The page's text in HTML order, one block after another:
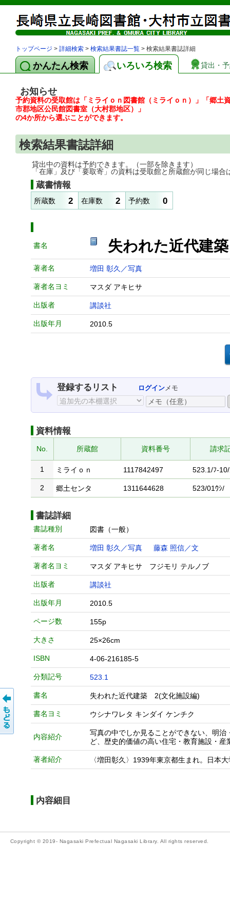
トップページ > 詳細検索 > 検索結果書誌一覧 > 検索結果書誌詳細
かんたん検索 いろいろ検索 貸出・
お知らせ
予約資料の受取館は「ミライｏｎ図書館（ミライｏｎ）」「郷
市郡地区公民館図書室（大村郡地区）」
の4か所から選ぶことができます。
検索結果書誌詳細
貸出中の資料は予約できます。（一部を除きます）
「在庫」及び「要取寄」の資料は受取館と所蔵館が同じ場合
蔵書情報
所蔵数 2 在庫数 2 予約数 0
書名 失われた近代建
著者名 増田 彰久／写真
著者名ヨミ マスダ アキヒサ
出版者 講談社
出版年月 2010.5
登録するリスト ログインメモ
資料情報
No. 所蔵館 資料番号 請求
1 ミライｏｎ 1117842497 523.1/ﾌ-
2 郷土センタ 1311644628 523/01ｳｼ/
書誌詳細
書誌種別 図書（一般）
著者名 増田 彰久／写真 藤森 照信／文
著者名ヨミ マスダ アキヒサ フジモリ テルノブ
出版者 講談社
出版年月 2010.5
ページ数 155p
大きさ 25×26cm
ISBN 4-06-216185-5
分類記号 523.1
書名 失われた近代建築 2(文化施設編)
書名ヨミ ウシナワレタ キンダイ ケンチク
内容紹介
写真の中でしか見ることができない、明
ど、歴史的価値の高い住宅・教育施設・
著者紹介 〈増田彰久〉1939年東京都生まれ。日本
内容細目
Copyright © 2019- Nagasaki Prefectual Nagasaki Library. All rights reserved.